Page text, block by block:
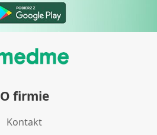
O firmie
Kontakt